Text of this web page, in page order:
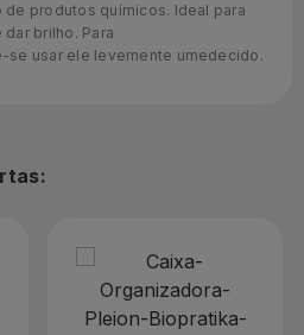
de produtos químicos. Ideal para
brilho. Para
usar ele levemente umedecido.